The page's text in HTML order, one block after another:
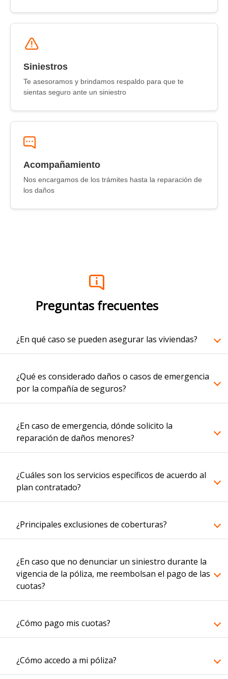
Siniestros
Te asesoramos y brindamos respaldo para que te
sientas seguro ante un siniestro
Acompañamiento
Nos encargamos de los trámites hasta la reparación de
los daños
Preguntas frecuentes
¿En qué caso se pueden asegurar las viviendas?
¿Qué es considerado daños o casos de emergencia
por la compañía de seguros?
¿En caso de emergencia, dónde solicito la
reparación de daños menores?
¿Cuáles son los servicios específicos de acuerdo al
plan contratado?
¿Principales exclusiones de coberturas?
¿En caso que no denunciar un siniestro durante la
vigencia de la póliza, me reembolsan el pago de las
cuotas?
¿Cómo pago mis cuotas?
¿Cómo accedo a mi póliza?